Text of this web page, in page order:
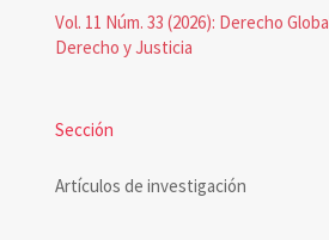
Vol. 11 Núm. 33 (2026): Derecho
Derecho y Justicia
Sección
Artículos de investigación